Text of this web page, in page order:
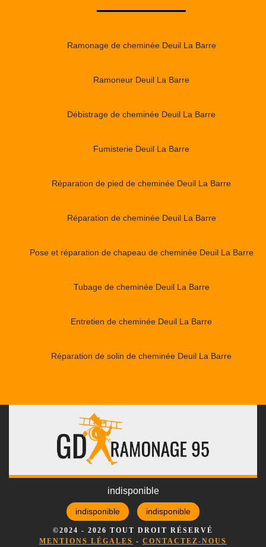
Ramonage de cheminée Deuil La Barre
Ramoneur Deuil La Barre
Débistrage de cheminée Deuil La Barre
Fumisterie Deuil La Barre
Réparation de pied de cheminée Deuil La Barre
Réparation de cheminée Deuil La Barre
Pose et réparation de chapeau de cheminée Deuil La Barre
Tubage de cheminée Deuil La Barre
Entretien de cheminée Deuil La Barre
Réparation de solin de cheminée Deuil La Barre
indisponible
indisponible indisponible
©2024 - 2026 TOUT DROIT RÉSERVÉ
MENTIONS LÉGALES - CONTACTEZ-NOUS